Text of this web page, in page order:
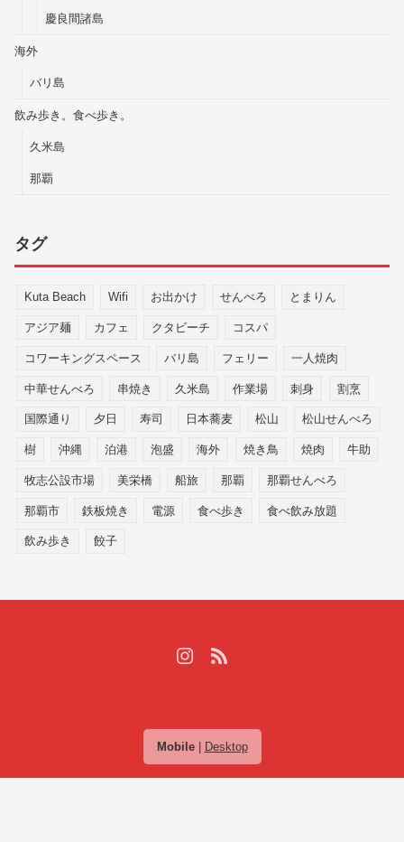
慶良間諸島
海外
バリ島
飲み歩き。食べ歩き。
久米島
那覇
タグ
Kuta Beach Wifi お出かけ せんべろ とまりん
アジア麺 カフェ クタビーチ コスパ
コワーキングスペース バリ島 フェリー 一人焼肉
中華せんべろ 串焼き 久米島 作業場 刺身 割烹
国際通り 夕日 寿司 日本蕎麦 松山 松山せんべろ
樹 沖縄 泊港 泡盛 海外 焼き鳥 焼肉 牛助
牧志公設市場 美栄橋 船旅 那覇 那覇せんべろ
那覇市 鉄板焼き 電源 食べ歩き 食べ飲み放題
飲み歩き 餃子
Mobile| Desktop